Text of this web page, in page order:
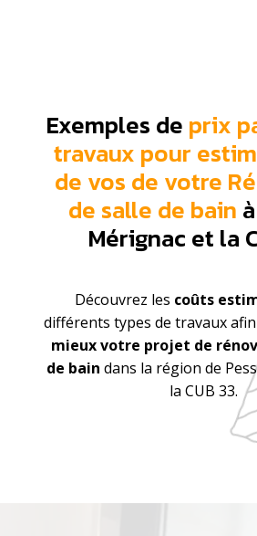
Exemples de prix
travaux pour
de vos de votre
de salle de bain
Mérignac et la
Découvrez les coûts
différents types de travaux
mieux votre projet de
de bain dans la région de
la CUB 33.